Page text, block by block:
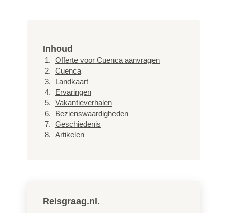
Inhoud
Offerte voor Cuenca aanvragen
Cuenca
Landkaart
Ervaringen
Vakantieverhalen
Bezienswaardigheden
Geschiedenis
Artikelen
Reisgraag.nl.